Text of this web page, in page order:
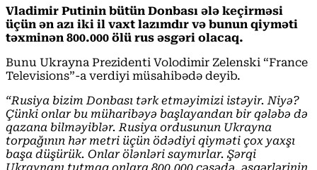
Vladimir Putinin bütün Donbası ələ keçirməsi
üçün ən azı iki il vaxt lazımdır və bunun qiyməti
təxminən 800.000 ölü rus əsgəri olacaq.
Bunu Ukrayna Prezidenti Volodimir Zelenski “France
Televisions”-a verdiyi müsahibədə deyib.
“Rusiya bizim Donbası tərk etməyimizi istəyir. Niyə?
Çünki onlar bu müharibəyə başlayandan bir qələbə də
qazana bilməyiblər. Rusiya ordusunun Ukrayna
torpağının hər metri üçün ödədiyi qiyməti çox yaxşı
başa düşürük. Onlar ölənləri saymırlar. Şərqi